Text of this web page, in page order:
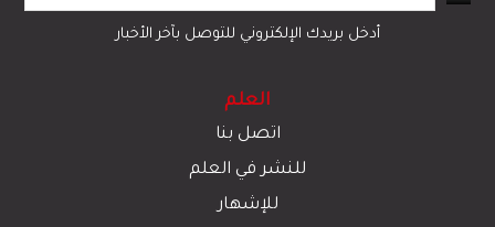
أدخل بريدك الإلكتروني للتوصل بآخر الأخبار
العلم
اتصل بنا
للنشر في العلم
للإشهار